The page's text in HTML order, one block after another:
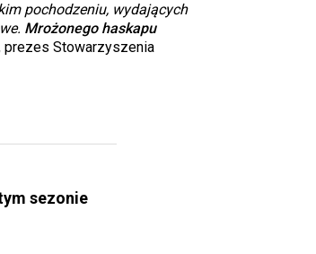
pochodzeniu, wydających
Mrożonego haskapu
Stowarzyszenia
sezonie